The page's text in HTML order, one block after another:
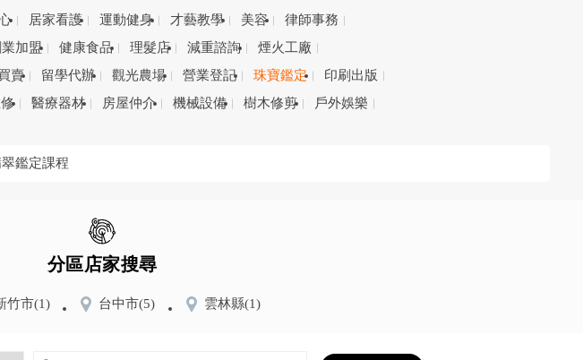
居家看護 運動健身 才藝教學 美容
律師事務
加盟 健康食品 理髮店 減重諮詢
煙火工廠
賣 留學代辦 觀光農場 營業登記 珠寶鑑定
印刷出版
醫療器材 房屋仲介 機械設備 樹木修剪
戶外娛樂
鑑定課程
分區店家搜尋
竹市(1) 台中市(5) 雲林縣(1)